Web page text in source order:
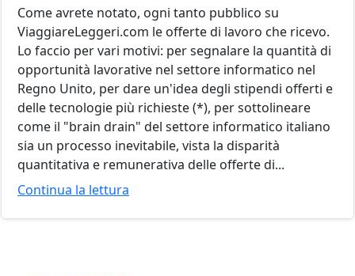
Come avrete notato, ogni tanto pubblico su
ViaggiareLeggeri.com le offerte di lavoro che ricevo.
Lo faccio per vari motivi: per segnalare la quantità di
opportunità lavorative nel settore informatico nel
Regno Unito, per dare un'idea degli stipendi offerti e
delle tecnologie più richieste (*), per sottolineare
come il "brain drain" del settore informatico italiano
sia un processo inevitabile, vista la disparità
quantitativa e remunerativa delle offerte di...
Continua la lettura